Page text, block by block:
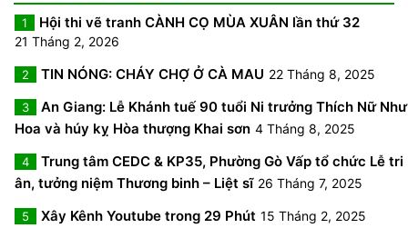
1 Hội thi vẽ tranh CÀNH CỌ MÙA XUÂN lần thứ 32
21 Tháng 2, 2026
2 TIN NÓNG: CHÁY CHỢ Ở CÀ MAU 22 Tháng 8, 2025
3
An Giang: Lễ Khánh tuế 90 tuổi Ni trưởng Thích Nữ Như
Hoa và húy kỵ Hòa thượng Khai sơn 4 Tháng 8, 2025
4
Trung tâm CEDC & KP35, Phường Gò Vấp tổ chức Lễ tri
ân, tưởng niệm Thương binh – Liệt sĩ 26 Tháng 7, 2025
5 Xây Kênh Youtube trong 29 Phút 15 Tháng 2, 2025